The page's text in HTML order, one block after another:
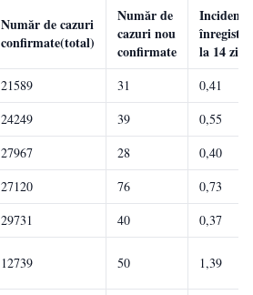
Număr de cazuri
confirmate(total)
Număr de
cazuri nou
confirmate
la 14 zile
21589 31
0,41
24249 39
0,55
27967 28
0,40
27120 76
0,73
29731 40 0,37
12739 50 1,39